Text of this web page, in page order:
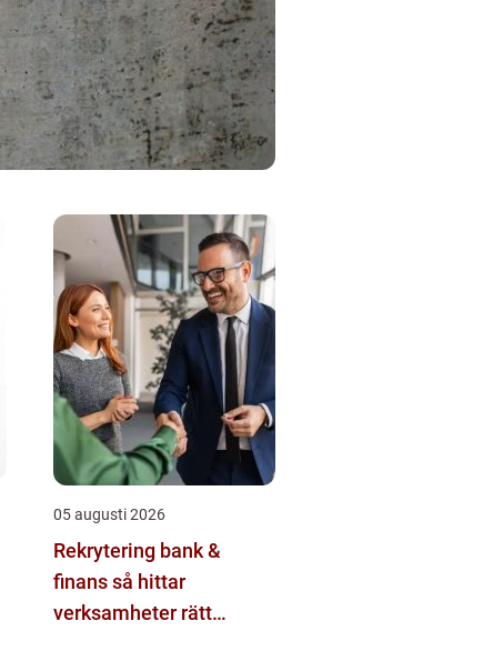
05 augusti 2026
Rekrytering bank &
finans så hittar
verksamheter rätt